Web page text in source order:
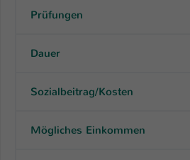
Prüfungen
Dauer
Sozialbeitrag/Kosten
Mögliches Einkommen